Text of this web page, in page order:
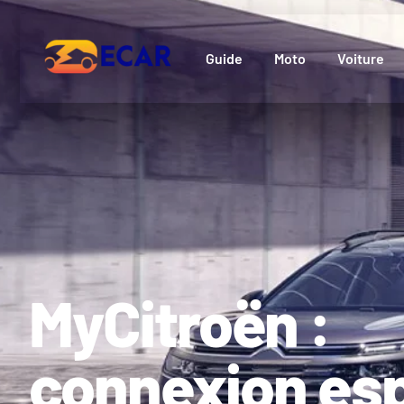
Guide Moto Voiture
MyCitroën :
connexion